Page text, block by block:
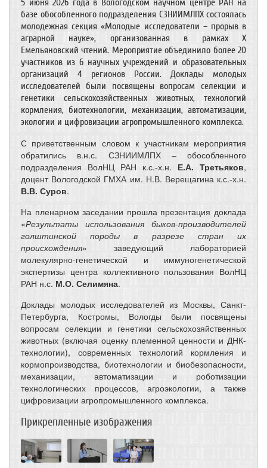
5 июня 2026 года в Вологодском научном центре РАН на
базе обособленного подразделения СЗНИИМЛПХ состоялась
молодежная секция «Молодые исследователи – прорыв в
аграрной науке», организованная в рамках Х
Емельяновский чтений. Мероприятие объединило более 20
участников из 6 научных учреждений и образовательных
организаций 4 регионов России. Доклады молодых
исследователей были посвящены вопросам селекции и
генетики сельскохозяйственных животных, технологий
кормления, биотехнологии, механизации, автоматизации,
экологии и цифровизации агропромышленного комплекса.
С приветственным словом к участникам мероприятия
обратились в.н.с. СЗНИИМЛПХ –обособленного
подразделения ВолНЦ РАН к.с.-х.н. Е.А. Третьяков,
доцент Вологодской ГМХА им. Н.В. Верещагина к.с.-х.н.
В.В. Суров.
На пленарном заседании прошла презентация доклада
«Результаты использования быков-производителей
голштинской породы в разрезе стран их
происхождения» заведующий лабораторией
молекулярно-генетической и иммуногенетической
экспертизы центра коллективного пользования ВолНЦ
РАН н.с. М.О. Селимяна.
Доклады молодых исследователей из Москвы, Санкт-
Петербурга, Костромы, Вологды были посвящены
вопросам селекции и генетики сельскохозяйственных
животных (включая оценку племенной ценности и ДНК-
технологии), современных технологий кормления и
кормопроизводства, биотехнологии и биобезопасности,
механизации, автоматизации и роботизации
технологических процессов, агроэкологии, а также
цифровизации агропромышленного комплекса.
Прикрепленные изображения